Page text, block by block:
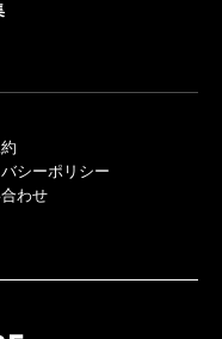
シーポリシー
わせ